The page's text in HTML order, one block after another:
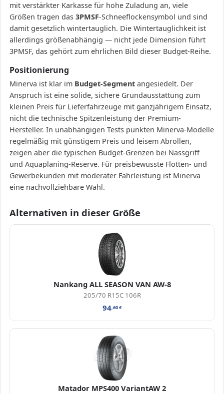
mit verstärkter Karkasse für hohe Zuladung an, viele
Größen tragen das 3PMSF-Schneeflockensymbol und sind
damit gesetzlich wintertauglich. Die Wintertauglichkeit ist
allerdings größenabhängig — nicht jede Dimension führt
3PMSF, das gehört zum ehrlichen Bild dieser Budget-Reihe.
Positionierung
Minerva ist klar im Budget-Segment angesiedelt. Der
Anspruch ist eine solide, sichere Grundausstattung zum
kleinen Preis für Lieferfahrzeuge mit ganzjährigem Einsatz,
nicht die technische Spitzenleistung der Premium-
Hersteller. In unabhängigen Tests punkten Minerva-Modelle
regelmäßig mit günstigem Preis und leisem Abrollen,
zeigen aber die typischen Budget-Grenzen bei Nassgriff
und Aquaplaning-Reserve. Für preisbewusste Flotten- und
Gewerbekunden mit moderater Fahrleistung ist Minerva
eine nachvollziehbare Wahl.
Alternativen in dieser Größe
Nankang ALL SEASON VAN AW-8
205/70 R15C 106R
94,60€
Matador MPS400 VariantAW 2